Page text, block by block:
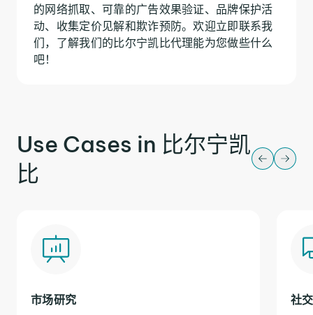
的网络抓取、可靠的广告效果验证、品牌保护活
动、收集定价见解和欺诈预防。欢迎立即联系我
们，了解我们的比尔宁凯比代理能为您做些什么
吧！
Use Cases in 比尔宁凯
比
市场研究 社